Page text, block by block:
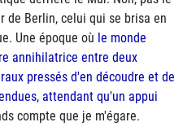
de Berlin, celui qui se brisa en
Une époque où le monde
annihilatrice entre deux
pressés d'en découdre et de
attendant qu'un appui
compte que je m'égare.